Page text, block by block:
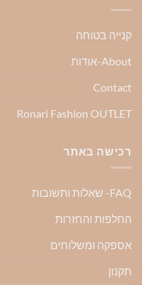
קנייה בטוחה
About-אודות
Contact
Ronari Fashion OUTLET
רכישה באתר
FAQ- שאלות ותשובות
החלפות והחזרות
אספקה ומשלוחים
תקנון